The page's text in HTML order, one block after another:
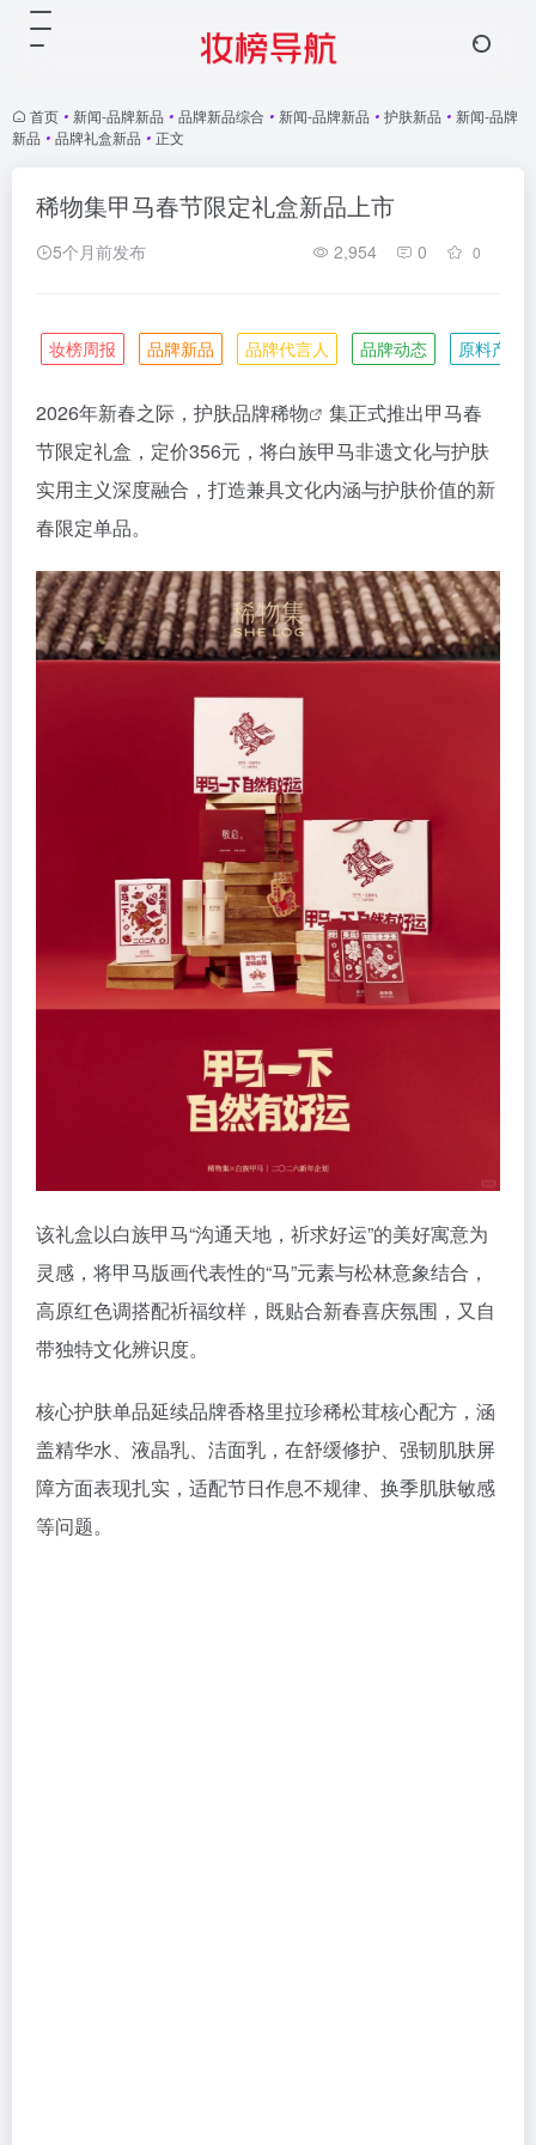
首页 • 新闻-品牌新品 • 品牌新品综合 • 新闻-品牌新品 • 护肤新品 • 新闻-品牌
新品 • 品牌礼盒新品 • 正文
稀物集甲马春节限定礼盒新品上市
5个月前发布 2,954 0 0
妆榜周报 品牌新品 品牌代言人 品牌动态 原料产业
2026年新春之际，护肤品牌稀物
集正式推出甲马春
节限定礼盒，定价356元，将白族甲马非遗文化与护肤
实用主义深度融合，打造兼具文化内涵与护肤价值的新
春限定单品。
该礼盒以白族甲马“沟通天地，祈求好运”的美好寓意为
灵感，将甲马版画代表性的“马”元素与松林意象结合，
高原红色调搭配祈福纹样，既贴合新春喜庆氛围，又自
带独特文化辨识度。
核心护肤单品延续品牌香格里拉珍稀松茸核心配方，涵
盖精华水、液晶乳、洁面乳，在舒缓修护、强韧肌肤屏
障方面表现扎实，适配节日作息不规律、换季肌肤敏感
等问题。